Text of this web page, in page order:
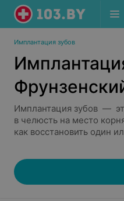
Имплантация зубов
Имплантация зубов —
в челюсть на место
как восстановить один
Одномоментная
установки
встречающаяся,